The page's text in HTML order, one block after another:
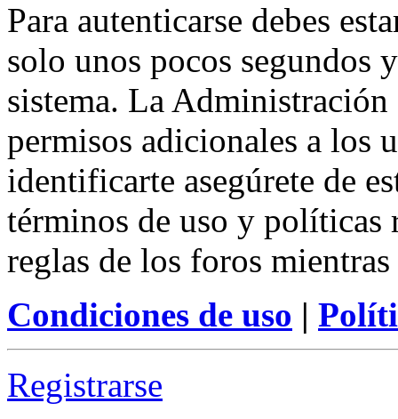
Para autenticarse debes
solo unos pocos segundos
sistema. La
permisos adicionales a los
identificarte asegúrete de
términos de uso y políticas
reglas de los foros
Condiciones de uso |
Registrarse